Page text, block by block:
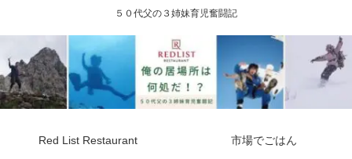
５０代父の３姉妹育児奮闘記
Red List Restaurant 市場でごはん